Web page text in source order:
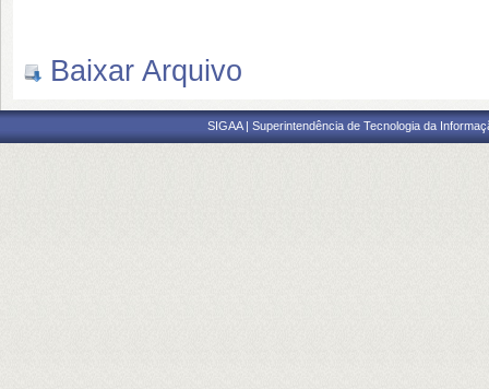
Baixar Arquivo
SIGAA | Superintendência de Tecnologia da